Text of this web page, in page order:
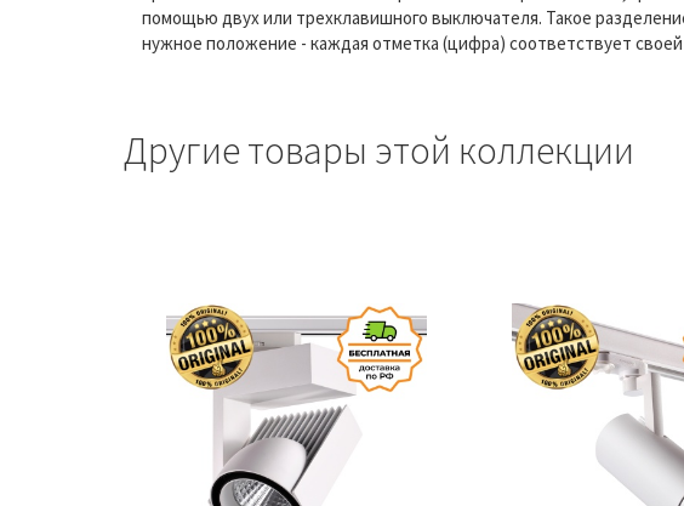
помощью двух или трехклавишного выключателя. Такое
нужное положение - каждая отметка (цифра) соответствует
Другие товары этой коллекции